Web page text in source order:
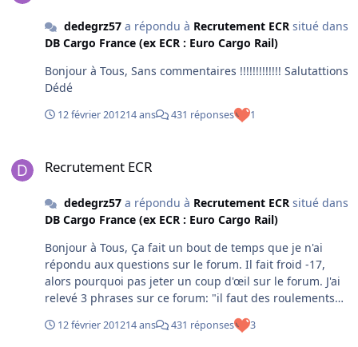
dedegrz57a répondu à Recrutement ECRsitué dans
DB Cargo France (ex ECR : Euro Cargo Rail)
Bonjour à Tous, Sans commentaires !!!!!!!!!!!!! Salutattions
Dédé
12 février 201214 ans 431 réponses 1
Recrutement ECR
dedegrz57a répondu à Recrutement ECRsitué dans
DB Cargo France (ex ECR : Euro Cargo Rail)
Bonjour à Tous, Ça fait un bout de temps que je n'ai
répondu aux questions sur le forum. Il fait froid -17,
alors pourquoi pas jeter un coup d'œil sur le forum. J'ai
relevé 3 phrases sur ce forum: "il faut des roulements
SNCF". A la fin du mois j'aurais déjà 3 ans de retraite.
12 février 201214 ans 431 réponses 3